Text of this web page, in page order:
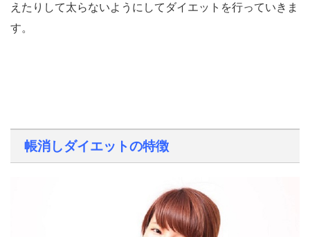
えたりして太らないようにしてダイエットを行っていきま
す。
帳消しダイエットの特徴